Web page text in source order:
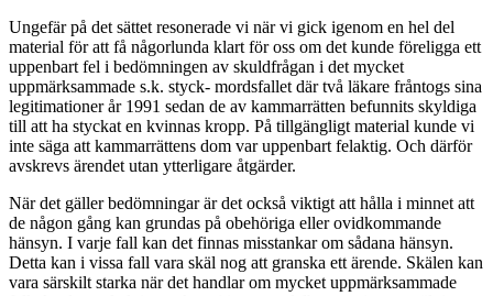
Ungefär på det sättet resonerade vi när vi gick igenom en hel del
material för att få någorlunda klart för oss om det kunde föreligga ett
uppenbart fel i bedömningen av skuldfrågan i det mycket
uppmärksammade s.k. styck- mordsfallet där två läkare fråntogs sina
legitimationer år 1991 sedan de av kammarrätten befunnits skyldiga
till att ha styckat en kvinnas kropp. På tillgängligt material kunde vi
inte säga att kammarrättens dom var uppenbart felaktig. Och därför
avskrevs ärendet utan ytterligare åtgärder.
När det gäller bedömningar är det också viktigt att hålla i minnet att
de någon gång kan grundas på obehöriga eller ovidkommande
hänsyn. I varje fall kan det finnas misstankar om sådana hänsyn.
Detta kan i vissa fall vara skäl nog att granska ett ärende. Skälen kan
vara särskilt starka när det handlar om mycket uppmärksammade